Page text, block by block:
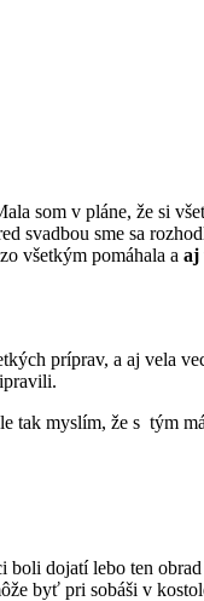
som v pláne, že si
svadbou sme sa
všetkým pomáhala a aj
príprav, a aj vela
tak myslím, že s tým
boli dojatí lebo ten
byť pri sobáši v